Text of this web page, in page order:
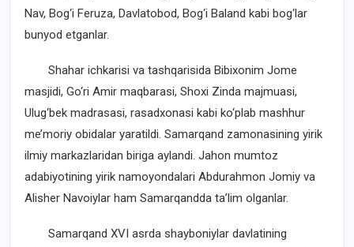
Nav, Bog‘i Feruza, Davlatobod, Bog‘i Baland kabi bog‘lar
bunyod etganlar.
Shahar ichkarisi va tashqarisida Bibixonim Jome
masjidi, Go‘ri Amir maqbarasi, Shoxi Zinda majmuasi,
Ulug‘bek madrasasi, rasadxonasi kabi ko‘plab mashhur
me’moriy obidalar yaratildi. Samarqand zamonasining yirik
ilmiy markazlaridan biriga aylandi. Jahon mumtoz
adabiyotining yirik namoyondalari Abdurahmon Jomiy va
Alisher Navoiylar ham Samarqandda ta’lim olganlar.
Samarqand XVI asrda shayboniylar davlatining